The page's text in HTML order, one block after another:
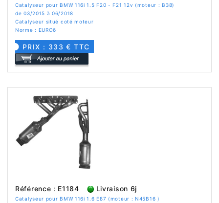
Catalyseur pour BMW 116i 1.5 F20 - F21 12v (moteur : B38)
de 03/2015 à 06/2018
Catalyseur situé coté moteur
Norme : EURO6
PRIX : 333 € TTC
Référence : E1184 Livraison 6j
Catalyseur pour BMW 116i 1.6 E87 (moteur : N45B16 )